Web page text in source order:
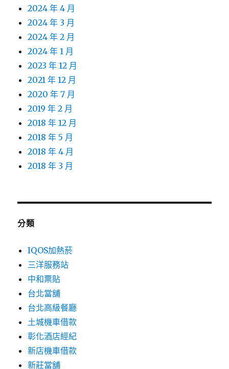
2024 年 4 月
2024 年 3 月
2024 年 2 月
2024 年 1 月
2023 年 12 月
2021 年 12 月
2020 年 7 月
2019 年 2 月
2018 年 12 月
2018 年 5 月
2018 年 4 月
2018 年 3 月
分類
IQOS加熱菸
三洋服務站
中和票貼
台北當舖
台北高級餐廳
土城機車借款
彰化酒店經紀
新店機車借款
新莊當舖